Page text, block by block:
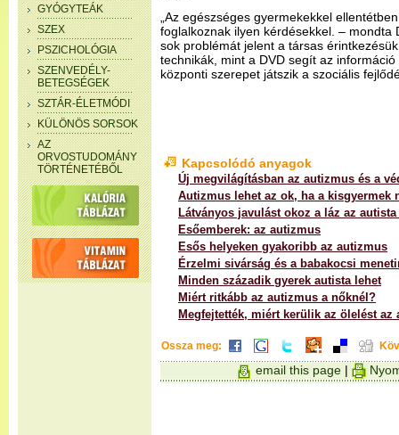
GYÓGYTEÁK
SZEX
PSZICHOLÓGIA
SZENVEDÉLY-
BETEGSÉGEK
SZTÁR-ÉLETMÓDI
KÜLÖNÖS SORSOK
AZ
ORVOSTUDOMÁNY
TÖRTÉNETÉBŐL
„Az egészséges gyermekekkel
foglalkoznak ilyen kérdésekkel. – mondta
sok problémát jelent a társas
technikák, mint a DVD segít az
központi szerepet játszik a szociális
Kapcsolódó anyagok
Új megvilágításban az autizmus és a
Autizmus lehet az ok, ha a kisgyermek
Látványos javulást okoz a láz az
Esőemberek: az autizmus
Esős helyeken gyakoribb az autizmus
Érzelmi sivárság és a babakocsi
Minden századik gyerek autista lehet
Miért ritkább az autizmus a nőknél?
Megfejtették, miért kerülik az ölelést az
Ossza meg:
email this page |